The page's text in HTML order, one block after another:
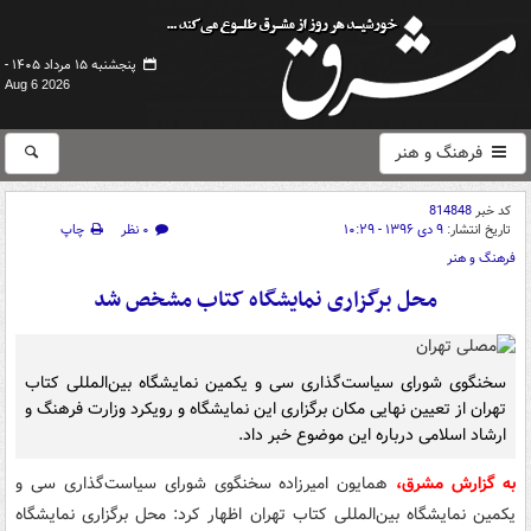
پنجشنبه ۱۵ مرداد ۱۴۰۵ -
Aug 6 2026
فرهنگ و هنر
کد خبر814848
تاریخ انتشار: ۹ دی ۱۳۹۶ - ۱۰:۲۹ ۰ نظر
چاپ
فرهنگ و هنر
محل برگزاری نمایشگاه کتاب مشخص شد
سخنگوی شورای سیاست‌گذاری سی و یکمین نمایشگاه بین‌المللی کتاب
تهران از تعیین نهایی مکان برگزاری این نمایشگاه و رویکرد وزارت فرهنگ و
ارشاد اسلامی درباره این موضوع خبر داد.
به گزارش مشرق، همایون امیرزاده سخنگوی شورای سیاست‌گذاری سی و
یکمین نمایشگاه بین‌المللی کتاب تهران اظهار کرد: محل برگزاری نمایشگاه